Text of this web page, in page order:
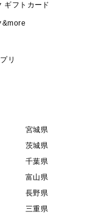
ギフトカード
&more
リ
宮城県
茨城県
千葉県
富山県
長野県
三重県